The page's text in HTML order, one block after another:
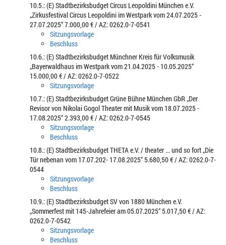
10.5.: (E) Stadtbezirksbudget Circus Leopoldini München e.V.
„Zirkusfestival Circus Leopoldini im Westpark vom 24.07.2025 -
27.07.2025“ 7.000,00 € / AZ: 0262.0-7-0541
Sitzungsvorlage
Beschluss
10.6.: (E) Stadtbezirksbudget Münchner Kreis für Volksmusik
„Bayerwaldhaus im Westpark vom 21.04.2025 - 10.05.2025“
15.000,00 € / AZ: 0262.0-7-0522
Sitzungsvorlage
10.7.: (E) Stadtbezirksbudget Grüne Bühne München GbR „Der
Revisor von Nikolai Gogol Theater mit Musik vom 18.07.2025 -
17.08.2025“ 2.393,00 € / AZ: 0262.0-7-0545
Sitzungsvorlage
Beschluss
10.8.: (E) Stadtbezirksbudget THETA e.V. / theater ... und so fort „Die
Tür nebenan vom 17.07.202- 17.08.2025“ 5.680,50 € / AZ: 0262.0-7-
0544
Sitzungsvorlage
Beschluss
10.9.: (E) Stadtbezirksbudget SV von 1880 München e.V.
„Sommerfest mit 145-Jahrefeier am 05.07.2025“ 5.017,50 € / AZ:
0262.0-7-0542
Sitzungsvorlage
Beschluss